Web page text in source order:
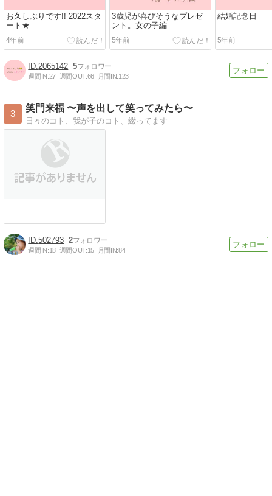
お久しぶりです!! 2022スタ
ート★
4年前
3歳児が喜びそうなプレゼ
ント。女の子編
5年前
結婚記念日
5年前
2065142 5
週間IN:27 週間OUT:66 月間IN:123
3
笑門来福 〜声を出して笑ってみたら〜
日々のコト、我が子のコト、綴ってます
502793 2
週間IN:18 週間OUT:15 月間IN:84